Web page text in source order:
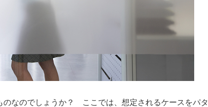
のなのでしょうか？ ここでは、想定されるケースをパタ